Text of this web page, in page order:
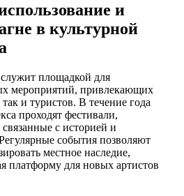
и
в культурной
площадкой для
мероприятий, привлекающих
и туристов. В течение года
проходят фестивали,
с историей и
события позволяют
местное наследие,
платформу для новых артистов